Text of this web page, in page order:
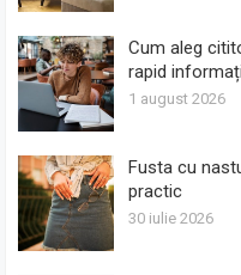
Cum aleg
rapid
1 august 2026
Fusta cu
practic
30 iulie 2026